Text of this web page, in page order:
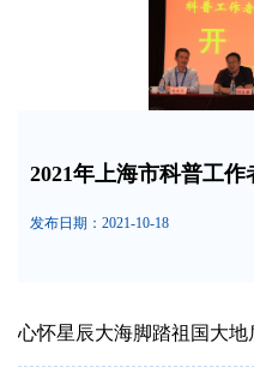
2021年上海市科普工
发布日期：2021-10-18